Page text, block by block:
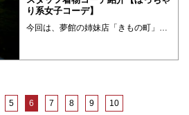
り系女子コーデ】
今回は、夢館の姉妹店「きもの町」のオリジナル着物を使ったコーディネートです！ ======================スタッフ：ゆかり身長：約151cm体系：ぽっちゃりサイズ：LWサイズ着用============= ・・・
5 6 7 8 9 10